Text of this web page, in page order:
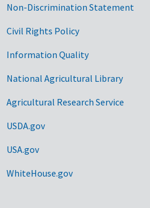
Non-Discrimination Statement
Civil Rights Policy
Information Quality
National Agricultural Library
Agricultural Research Service
USDA.gov
USA.gov
WhiteHouse.gov